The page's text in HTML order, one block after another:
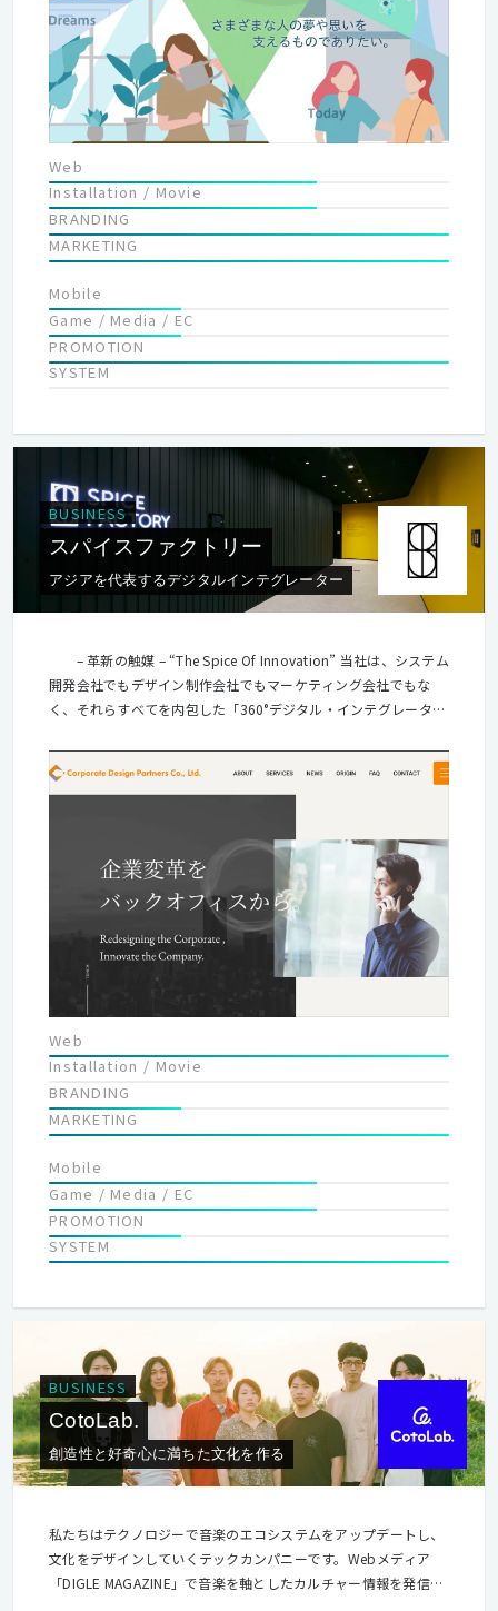
Web
Installation / Movie
BRANDING
MARKETING
Mobile
Game / Media / EC
PROMOTION
SYSTEM
BUSINESS
スパイスファクトリー
アジアを代表するデジタルインテグレーター
– 革新の触媒 – “The Spice Of Innovation” 当社は、システム
開発会社でもデザイン制作会社でもマーケティング会社でもな
く、それらすべてを内包した「360°デジタル・インテグレータ
企業のデジタル・トランスフォーメーション（DX）を多面的に支
援する“革新の触媒"として日本のデジタル変革を目指していま
続可能な開発目標）に関わる領域や自治体の地方創生事業、経産
省など官公庁が関わる事業、さらに教育や医療など公共性や社会
的責任が高い業種の案件に積極的に取り組んでおり、デザイナー
として向き合うペルソナの幅には自信があります。 ■実際のプロ
ジェクト事例 ・日本の偏差値教育をデジタルを使って変える教育
DXプロジェクトに参画。 コンソーシアム型大学願書共通プラ
薬剤師IDと行動を紐づけることで、これまで分断されていた薬
剤師データの一元管理を叶えるプラットフォーム「アスヤクLIFE
研修」の開発。 ・スポーツアナリティクスをもっと身近に。
データスタジアム株式会社へのDX支援の一貫として
規開発の支援。 当社には日本のデジタル変革を本気で目指し、か
つ、それを実行できるメンバーが集まっていると信じています。
システム開発における技術面ではAIなどの先端技術からミッショ
ンクリティカルなシステムに至るまで、幅広く高度なレベル感で
Web
Installation / Movie
BRANDING
MARKETING
Mobile
Game / Media / EC
PROMOTION
SYSTEM
BUSINESS
CotoLab.
創造性と好奇心に満ちた文化を作る
私たちはテクノロジーで音楽のエコシステムをアップデートし、
文化をデザインしていくテックカンパニーです。Webメディア
「DIGLE MAGAZINE」で音楽を軸としたカルチャー情報を発信す